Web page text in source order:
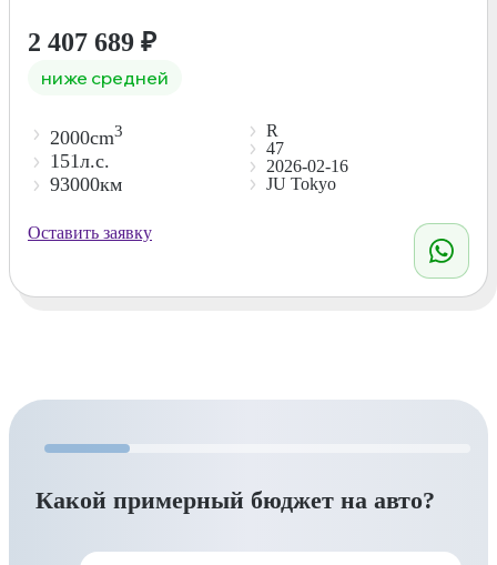
2 407 689 ₽
ниже средней
2000cm3
151л.с.
93000км
R
47
2026-02-16
JU Tokyo
Оставить заявку
Какой примерный бюджет на авто?